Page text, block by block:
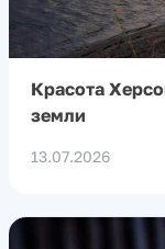
Красота
земли
13.07.2026